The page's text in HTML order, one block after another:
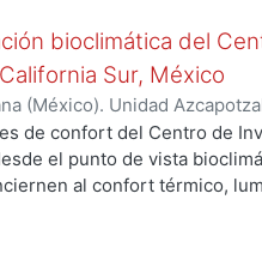
bioclimática del
Sur, México
(México). Unidad
)García Tavera, José Luis
de confort del Centro de
el punto de vista
al confort térmico,